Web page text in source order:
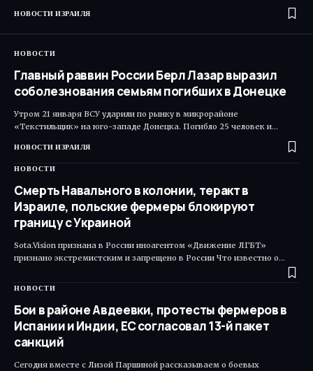
НОВОСТИ ИЗРАИЛЯ
НОВОСТИ
Главный раввин России Берл Лазар выразил
соболезнования семьям погибших в Донецке
Утром 21 января ВСУ ударили по рынку в микрорайоне
«Текстильщик» на юго-западе Донецка. Погибло 25 человек и…
НОВОСТИ ИЗРАИЛЯ
НОВОСТИ
Смерть Навального в колонии, теракт в
Израиле, польские фермеры блокируют
границу с Украиной
Sota.Vision признана в России иноагентом «Движение ЛГБТ»
признано экстремистским и запрещено в России Что известно о…
НОВОСТИ
Бои в районе Авдеевки, протесты фермеров в
Испании и Индии, ЕС согласовал 13-й пакет
санкций
Сегодня вместе с Лизой Паршиной рассказываем о боевых